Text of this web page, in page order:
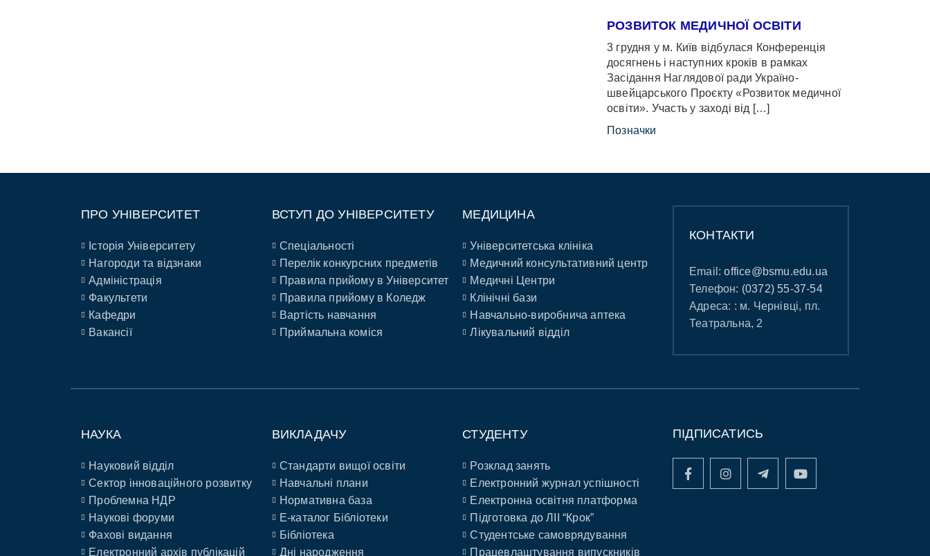
РОЗВИТОК МЕДИЧНОЇ ОСВІТИ
3 грудня у м. Київ відбулася Конференція
досягнень і наступних кроків в рамках
Засідання Наглядової ради Україно-
швейцарського Проєкту «Розвиток медичної
освіти». Участь у заході від […]
Позначки
ПРО УНІВЕРСИТЕТ
Історія Університету
Нагороди та відзнаки
Адміністрація
Факультети
Кафедри
Вакансії
ВСТУП ДО УНІВЕРСИТЕТУ
Спеціальності
Перелік конкурсних предметів
Правила прийому в Університет
Правила прийому в Коледж
Вартість навчання
Приймальна коміся
МЕДИЦИНА
Університетська клініка
Медичний консультативний центр
Медичні Центри
Клінічні бази
Навчально-виробнича аптека
Лікувальний відділ
КОНТАКТИ
Email:office@bsmu.edu.ua
Телефон: (0372) 55-37-54
Адреса: : м. Чернівці, пл.
Театральна, 2
НАУКА
Науковий відділ
Сектор інноваційного розвитку
Проблемна НДР
Наукові форуми
Фахові видання
Електронний архів публікацій
ВИКЛАДАЧУ
Стандарти вищої освіти
Навчальні плани
Нормативна база
E-каталог Бібліотеки
Бібліотека
Дні народження
СТУДЕНТУ
Розклад занять
Електронний журнал успішності
Електронна освітня платформа
Підготовка до ЛІІ “Крок”
Студентське самоврядування
Працевлаштування випускників
ПІДПИСАТИСЬ